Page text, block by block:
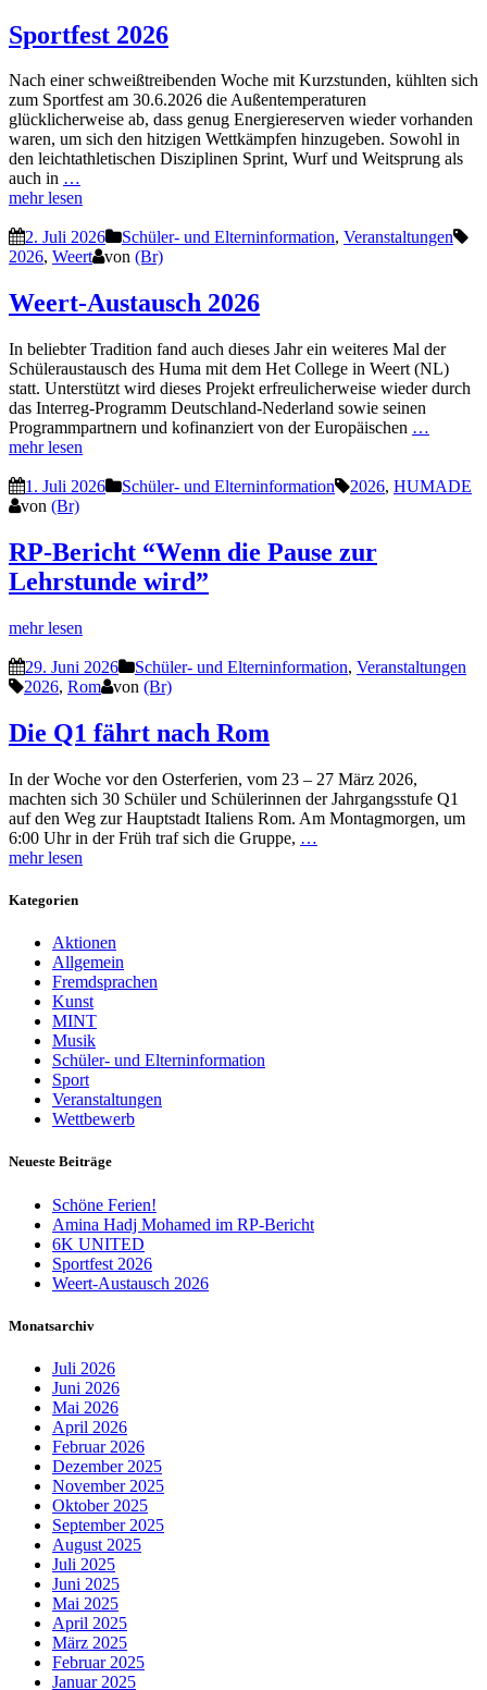
Sportfest 2026
Nach einer schweißtreibenden Woche mit Kurzstunden, kühlten sich
zum Sportfest am 30.6.2026 die Außentemperaturen
glücklicherweise ab, dass genug Energiereserven wieder vorhanden
waren, um sich den hitzigen Wettkämpfen hinzugeben. Sowohl in
den leichtathletischen Disziplinen Sprint, Wurf und Weitsprung als
auch in …
mehr lesen
2. Juli 2026 Schüler- und Elterninformation, Veranstaltungen
2026, Weert von (Br)
Weert-Austausch 2026
In beliebter Tradition fand auch dieses Jahr ein weiteres Mal der
Schüleraustausch des Huma mit dem Het College in Weert (NL)
statt. Unterstützt wird dieses Projekt erfreulicherweise wieder durch
das Interreg-Programm Deutschland-Nederland sowie seinen
Programmpartnern und kofinanziert von der Europäischen …
mehr lesen
1. Juli 2026 Schüler- und Elterninformation 2026, HUMADE
von (Br)
RP-Bericht “Wenn die Pause zur
Lehrstunde wird”
mehr lesen
29. Juni 2026 Schüler- und Elterninformation, Veranstaltungen
2026, Rom von (Br)
Die Q1 fährt nach Rom
In der Woche vor den Osterferien, vom 23 – 27 März 2026,
machten sich 30 Schüler und Schülerinnen der Jahrgangsstufe Q1
auf den Weg zur Hauptstadt Italiens Rom. Am Montagmorgen, um
6:00 Uhr in der Früh traf sich die Gruppe, …
mehr lesen
Kategorien
Aktionen
Allgemein
Fremdsprachen
Kunst
MINT
Musik
Schüler- und Elterninformation
Sport
Veranstaltungen
Wettbewerb
Neueste Beiträge
Schöne Ferien!
Amina Hadj Mohamed im RP-Bericht
6K UNITED
Sportfest 2026
Weert-Austausch 2026
Monatsarchiv
Juli 2026
Juni 2026
Mai 2026
April 2026
Februar 2026
Dezember 2025
November 2025
Oktober 2025
September 2025
August 2025
Juli 2025
Juni 2025
Mai 2025
April 2025
März 2025
Februar 2025
Januar 2025